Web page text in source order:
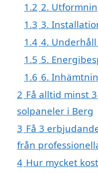
1.2 2.
1.3 3.
1.4 4.
1.5 5.
1.6 6.
2 Få alltid minst
solpaneler i Berg
3 Få 3
från
4 Hur mycket